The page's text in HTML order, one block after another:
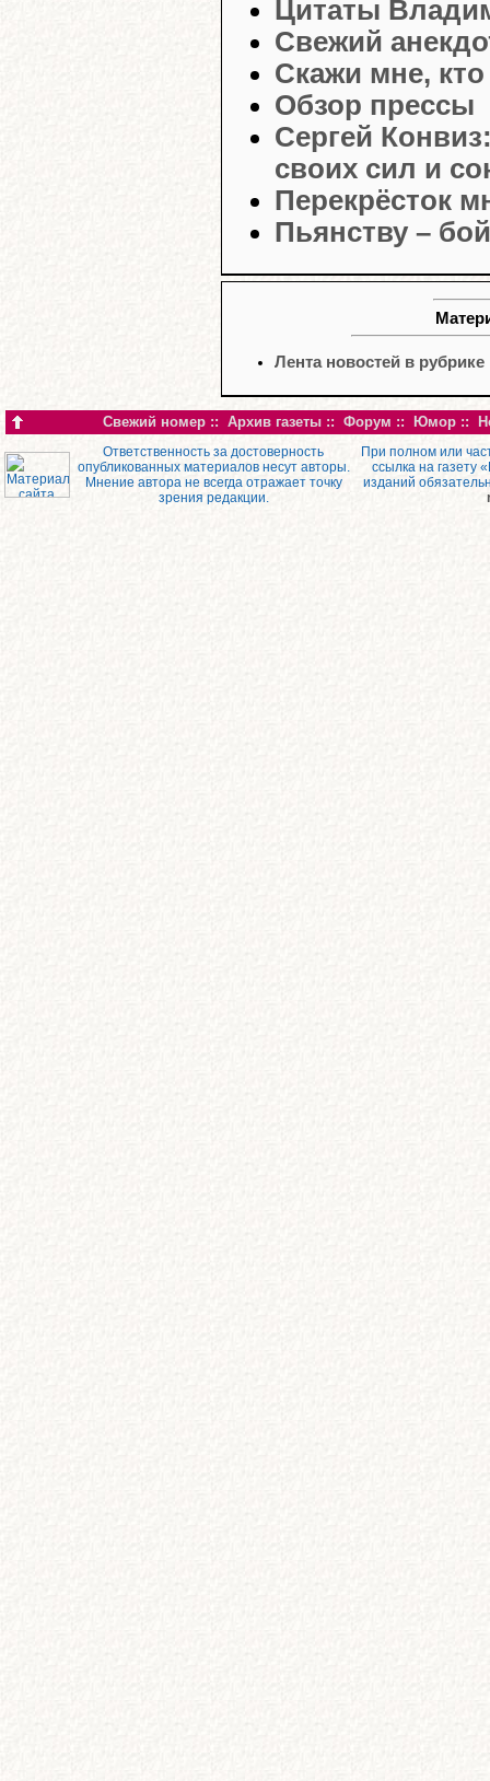
Цитаты
Свежий
Скажи мне, кто
Обзор прессы
Сергей
своих сил и
Перекрёсток
Пьянству –
Лента новостей в
Свежий номер :: Архив газеты :: Форум :: Юмор ::
Ответственность за достоверность
опубликованных материалов несут авторы.
Мнение автора не всегда отражает точку
зрения редакции.
При полном или
ссылка на газету
изданий